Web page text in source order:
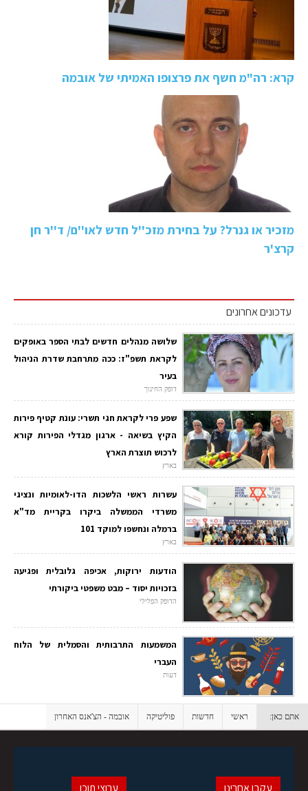
קרא: רה"מ חשף את פרצופו האמיתי של אובמה
מזכיר או גנרל? על בחירת מזכ''ל חדש לאו''ם/ ד''ר חן
קרצ'ר
עדכונים אחרונים
שלושה מנהלים חדשים לבתי הספר באופקים
לקראת תשפ"ז: ככה מתרחבת שדרת הניהול
בעיר
דופק החינוך
שפע פרי לקראת חגי תשרי: עונת קטיף פירות
הקיץ בשיאה - ארגון מגדלי הפירות קורא
לרכוש תוצרת הארץ
בארץ
עשרות ראשי הלשכות הדו-לאומיות ונציגי
משרדי הממשלה ביקרו בקריית מד"א
ברמלה ונחשפו למוקד 101
בארץ
הודעות ירוקות, אכיפה גלובלית ופגיעה
בזכויות יסוד – מבט משפטי ביקורתי
הדופק הפלילי
המשמעות התרבותית והסמלית של הלוח
העברי
דעות
אתם כאן: ראשי חדשות פוליטיקה אובמה - הצ'אנס האחרון
ערוצי תוכן עקבו אחרינו